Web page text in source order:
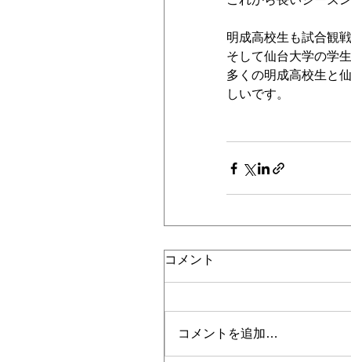
明成高校生も試合観
そして仙台大学の学
多くの明成高校生と
しいです。
コメント
コメントを追加…